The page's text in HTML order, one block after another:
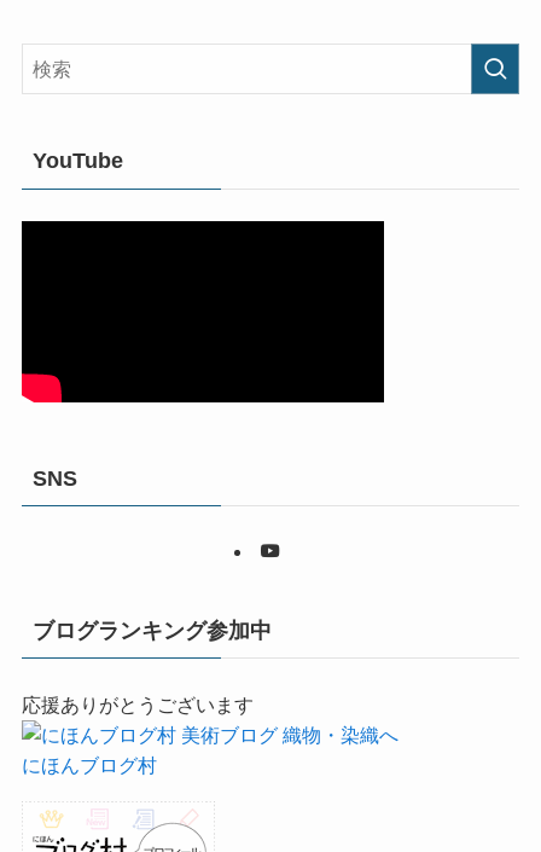
YouTube
SNS
ブログランキング参加中
応援ありがとうございます
にほんブログ村